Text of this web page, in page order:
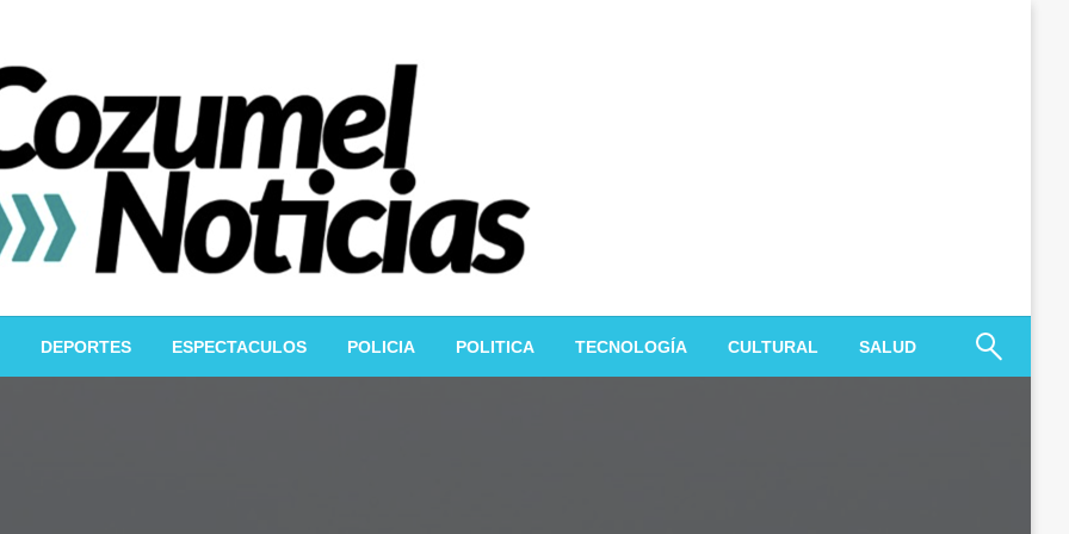
DEPORTES ESPECTACULOS POLICIA POLITICA TECNOLOGÍA CULTURAL SALUD